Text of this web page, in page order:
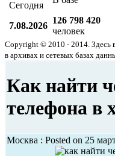
Сегодня
7.08.2026
126 798 420
человек
Copyright © 2010 - 2014. Здесь
в архивах и сетевых базах
Как найти
телефона в
Москва : Posted on 25